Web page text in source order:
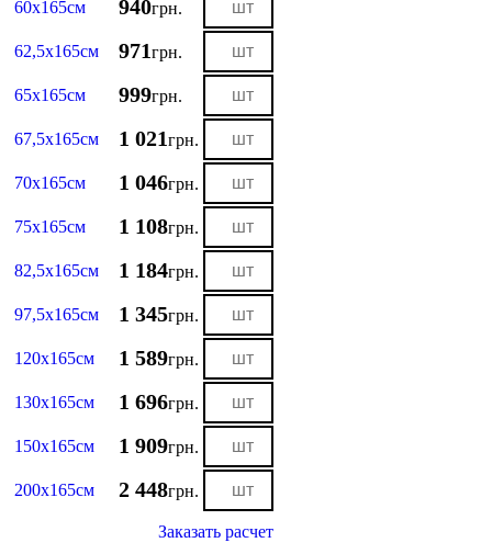
60х165см 940грн.
62,5х165см 971грн.
65х165см 999грн.
67,5х165см 1 021грн.
70х165см 1 046грн.
75х165см 1 108грн.
82,5х165см 1 184грн.
97,5х165см 1 345грн.
120х165см 1 589грн.
130х165см 1 696грн.
150х165см 1 909грн.
200х165см 2 448грн.
Заказать расчет